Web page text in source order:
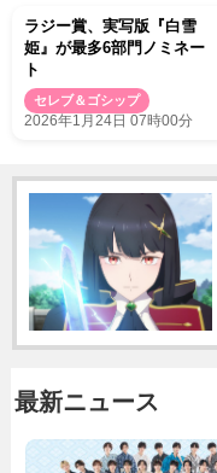
ラジー賞、実写版『白雪
姫』が最多6部門ノミネー
ト
セレブ＆ゴシップ
2026年1月24日 07時00分
最新ニュース